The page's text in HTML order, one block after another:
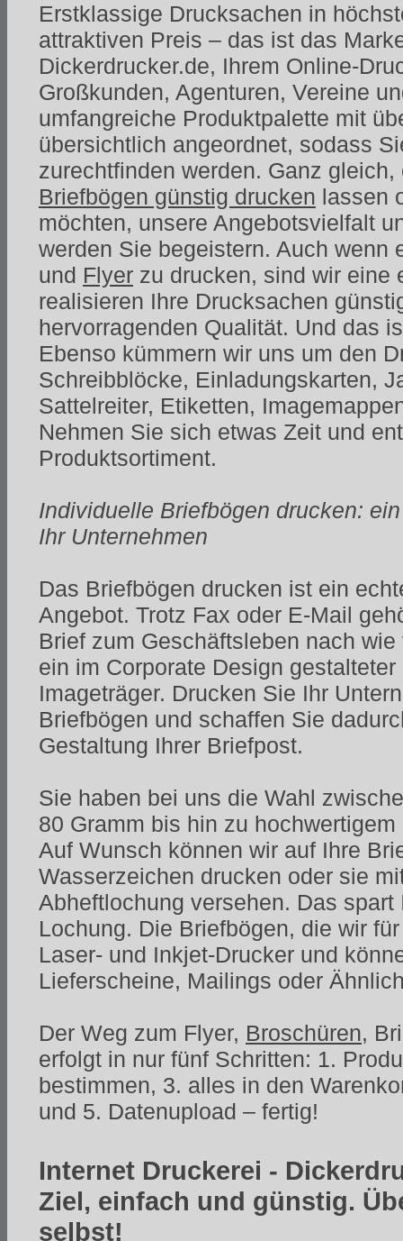
Erstklassige Drucksachen in
attraktiven Preis – das ist das
Dickerdrucker.de, Ihrem Online-
Großkunden, Agenturen, Vereine
umfangreiche Produktpalette mit
übersichtlich angeordnet, sodass
zurechtfinden werden. Ganz
Briefbögen günstig drucken lassen
möchten, unsere Angebotsvielfalt
werden Sie begeistern. Auch wenn
und Flyer zu drucken, sind wir eine
realisieren Ihre Drucksachen
hervorragenden Qualität. Und das
Ebenso kümmern wir uns um den
Schreibblöcke, Einladungskarten,
Sattelreiter, Etiketten,
Nehmen Sie sich etwas Zeit und
Produktsortiment.
Individuelle Briefbögen drucken:
Ihr Unternehmen
Das Briefbögen drucken ist ein
Angebot. Trotz Fax oder E-Mail
Brief zum Geschäftsleben nach
ein im Corporate Design
Imageträger. Drucken Sie Ihr
Briefbögen und schaffen Sie
Gestaltung Ihrer Briefpost.
Sie haben bei uns die Wahl
80 Gramm bis hin zu
Auf Wunsch können wir auf Ihre
Wasserzeichen drucken oder sie
Abheftlochung versehen. Das
Lochung. Die Briefbögen, die wir
Laser- und Inkjet-Drucker und
Lieferscheine, Mailings oder
Der Weg zum Flyer, Broschüren,
erfolgt in nur fünf Schritten: 1.
bestimmen, 3. alles in den
und 5. Datenupload – fertig!
Internet Druckerei -
Ziel, einfach und günstig.
selbst!